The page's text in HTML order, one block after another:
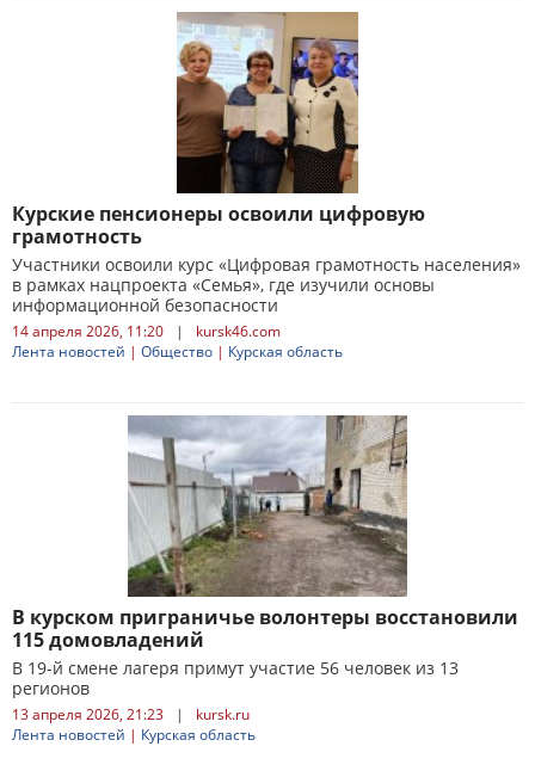
Курские пенсионеры освоили цифровую
грамотность
Участники освоили курс «Цифровая грамотность населения»
в рамках нацпроекта «Семья», где изучили основы
информационной безопасности
14 апреля 2026, 11:20 |
kursk46.com
Лента новостей | Общество | Курская область
В курском приграничье волонтеры восстановили
115 домовладений
В 19-й смене лагеря примут участие 56 человек из 13
регионов
13 апреля 2026, 21:23 |
kursk.ru
Лента новостей | Курская область